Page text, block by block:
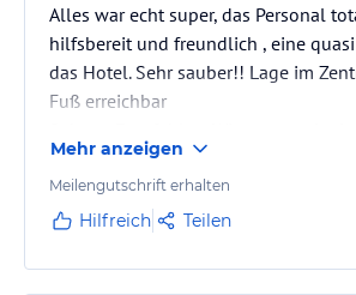
Alles war echt super, das Personal
hilfsbereit und freundlich , eine
das Hotel. Sehr sauber!! Lage im
Fuß erreichbar
Fussball schauen dort
Mehr anzeigen
Meilengutschrift erhalten
Hilfreich Teilen